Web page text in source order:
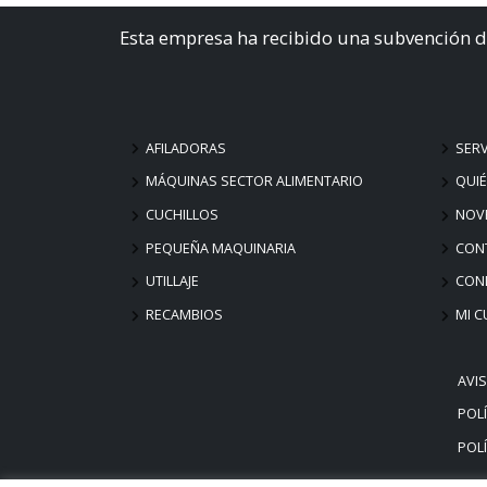
Esta empresa ha recibido una subvención
AFILADORAS
MÁQUINAS SECTOR ALIMENTARIO
CUCHILLOS
PEQUEÑA MAQUINARIA
UTILLAJE
RECAMBIOS
MI